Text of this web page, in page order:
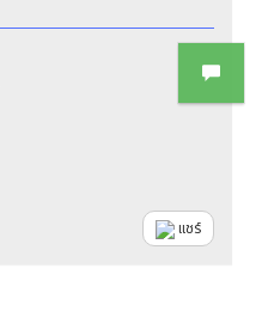
แชร์